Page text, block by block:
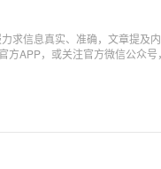
求信息真实、准确，文章提及
方APP，或关注官方微信公众